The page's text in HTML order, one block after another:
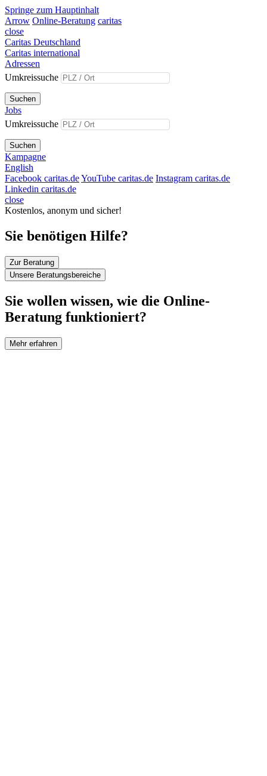
Springe zum Hauptinhalt
Arrow Online-Beratung caritas
close
Caritas Deutschland
Caritas international
Adressen
Umkreissuche
Suchen
Jobs
Umkreissuche
Suchen
Kampagne
English
Facebook caritas.deYouTube caritas.de Instagram caritas.de
Linkedin caritas.de
close
Kostenlos, anonym und sicher!
Sie benötigen Hilfe?
Zur Beratung
Unsere Beratungsbereiche
Sie wollen wissen, wie die Online-
Beratung funktioniert?
Mehr erfahren